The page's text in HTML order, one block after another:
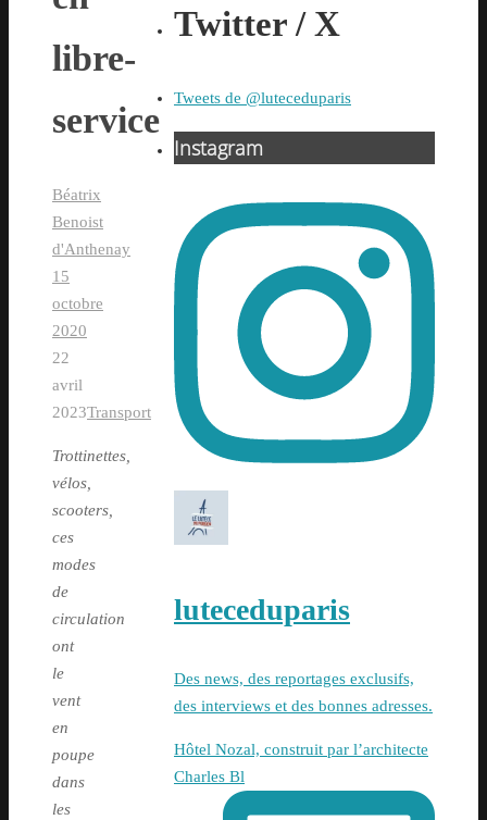
libre-
service
Béatrix
Benoist
d'Anthenay
15
octobre
2020
22
avril
2023Transport
Trottinettes,
vélos,
scooters,
ces
modes
de
circulation
ont
le
vent
en
poupe
dans
les
Twitter / X
Tweets de @luteceduparis
Instagram
luteceduparis
Des news, des reportages exclusifs,
des interviews et des bonnes adresses.
Hôtel Nozal, construit par l’architecte
Charles Bl